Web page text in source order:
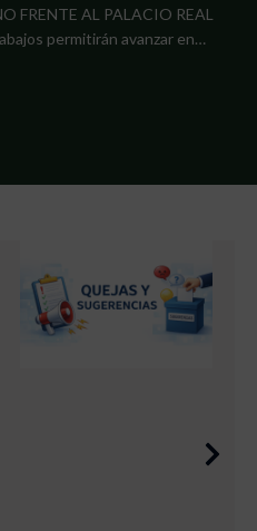
FRENTE AL PALACIO REAL
permitirán avanzar en…